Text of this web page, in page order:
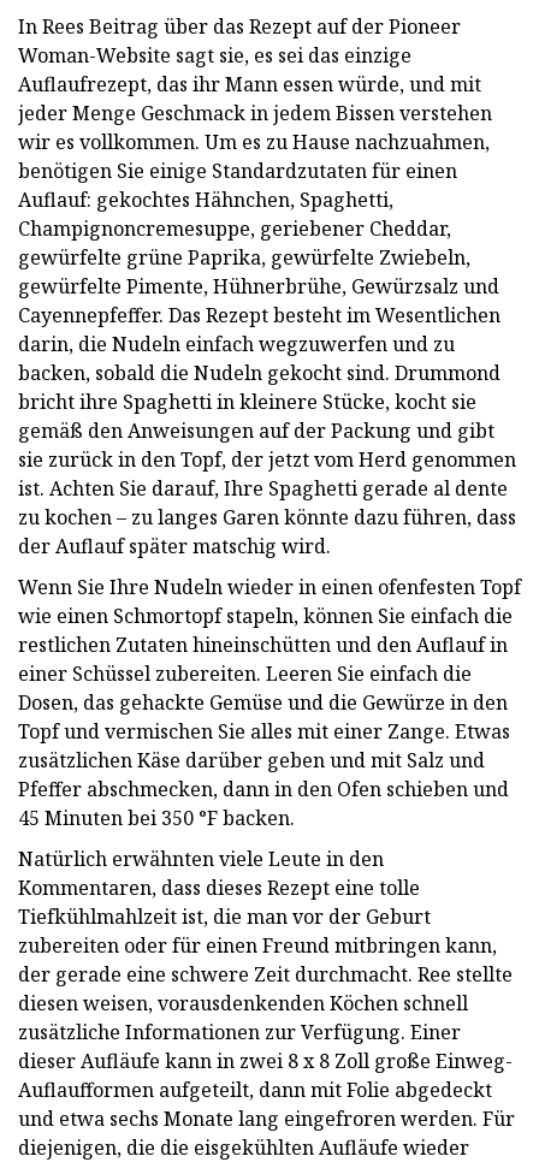
In Rees Beitrag über das Rezept auf der Pioneer
Woman-Website sagt sie, es sei das einzige
Auflaufrezept, das ihr Mann essen würde, und mit
jeder Menge Geschmack in jedem Bissen verstehen
wir es vollkommen. Um es zu Hause nachzuahmen,
benötigen Sie einige Standardzutaten für einen
Auflauf: gekochtes Hähnchen, Spaghetti,
Champignoncremesuppe, geriebener Cheddar,
gewürfelte grüne Paprika, gewürfelte Zwiebeln,
gewürfelte Pimente, Hühnerbrühe, Gewürzsalz und
Cayennepfeffer. Das Rezept besteht im Wesentlichen
darin, die Nudeln einfach wegzuwerfen und zu
backen, sobald die Nudeln gekocht sind. Drummond
bricht ihre Spaghetti in kleinere Stücke, kocht sie
gemäß den Anweisungen auf der Packung und gibt
sie zurück in den Topf, der jetzt vom Herd genommen
ist. Achten Sie darauf, Ihre Spaghetti gerade al dente
zu kochen – zu langes Garen könnte dazu führen, dass
der Auflauf später matschig wird.
Wenn Sie Ihre Nudeln wieder in einen ofenfesten Topf
wie einen Schmortopf stapeln, können Sie einfach die
restlichen Zutaten hineinschütten und den Auflauf in
einer Schüssel zubereiten. Leeren Sie einfach die
Dosen, das gehackte Gemüse und die Gewürze in den
Topf und vermischen Sie alles mit einer Zange. Etwas
zusätzlichen Käse darüber geben und mit Salz und
Pfeffer abschmecken, dann in den Ofen schieben und
45 Minuten bei 350 °F backen.
Natürlich erwähnten viele Leute in den
Kommentaren, dass dieses Rezept eine tolle
Tiefkühlmahlzeit ist, die man vor der Geburt
zubereiten oder für einen Freund mitbringen kann,
der gerade eine schwere Zeit durchmacht. Ree stellte
diesen weisen, vorausdenkenden Köchen schnell
zusätzliche Informationen zur Verfügung. Einer
dieser Aufläufe kann in zwei 8 x 8 Zoll große Einweg-
Auflaufformen aufgeteilt, dann mit Folie abgedeckt
und etwa sechs Monate lang eingefroren werden. Für
diejenigen, die die eisgekühlten Aufläufe wieder